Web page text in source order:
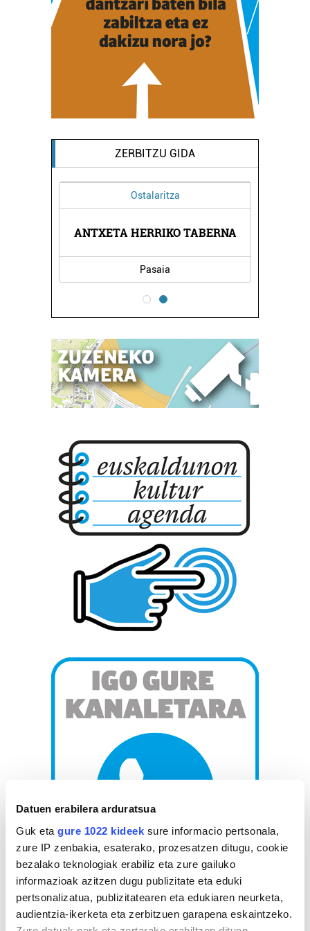
Datuen erabilera arduratsua
Guk eta gure 1022 kideek sure informacio pertsonala,
zure IP zenbakia, esaterako, prozesatzen ditugu, cookie
bezalako teknologiak erabiliz eta zure gailuko
informazioak azitzen dugu publizitate eta eduki
pertsonalizatua, publizitatearen eta edukiaren neurketa,
audientzia-ikerketa eta zerbitzuen garapena eskaintzeko.
ZERBITZU GIDA
Ostalaritza
ANTXETA HERRIKO TABERNA
Pasaia
AGENDA